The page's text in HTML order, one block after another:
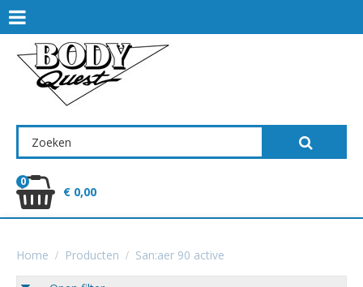
0
€ 0,00
Home Producten San:aer 90 active